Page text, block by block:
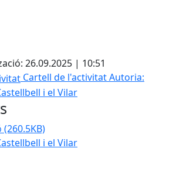
26.09.2025 | 10:51
Cartell de l'activitatAutoria:
i el Vilar
(260.5KB)
i el Vilar